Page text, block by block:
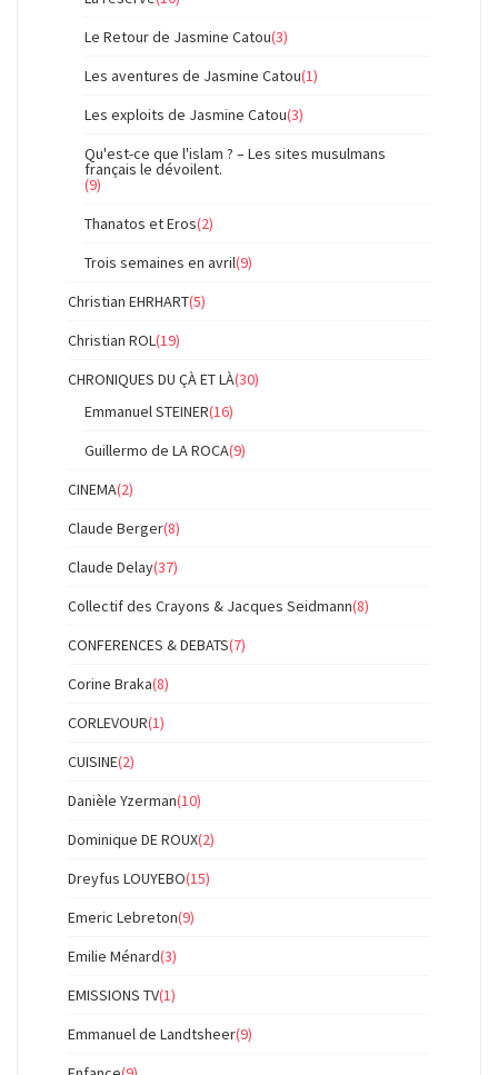
Le Retour de Jasmine Catou(3)
Les aventures de Jasmine Catou(1)
Les exploits de Jasmine Catou(3)
Qu'est-ce que l'islam ? – Les sites musulmans
français le dévoilent.
(9)
Thanatos et Eros(2)
Trois semaines en avril(9)
Christian EHRHART(5)
Christian ROL(19)
CHRONIQUES DU ÇÀ ET LÀ(30)
Emmanuel STEINER(16)
Guillermo de LA ROCA(9)
CINEMA(2)
Claude Berger(8)
Claude Delay(37)
Collectif des Crayons & Jacques Seidmann(8)
CONFERENCES & DEBATS(7)
Corine Braka(8)
CORLEVOUR(1)
CUISINE(2)
Danièle Yzerman(10)
Dominique DE ROUX(2)
Dreyfus LOUYEBO(15)
Emeric Lebreton(9)
Emilie Ménard(3)
EMISSIONS TV(1)
Emmanuel de Landtsheer(9)